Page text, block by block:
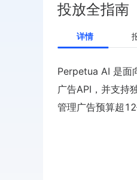
投放全指南
详情
Perpetua AI 是面
广告API，并支持
管理广告预算超12